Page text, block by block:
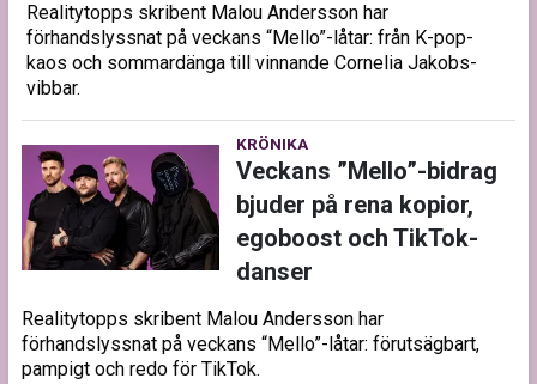
Realitytopps skribent Malou Andersson har
förhandslyssnat på veckans “Mello”-låtar: från K-pop-
kaos och sommardänga till vinnande Cornelia Jakobs-
vibbar.
KRÖNIKA
Veckans ”Mello”-bidrag
bjuder på rena kopior,
egoboost och TikTok-
danser
Realitytopps skribent Malou Andersson har
förhandslyssnat på veckans “Mello”-låtar: förutsägbart,
pampigt och redo för TikTok.